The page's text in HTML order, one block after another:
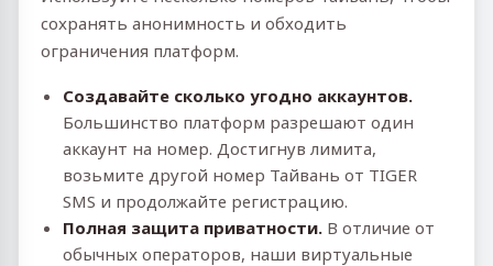
сохранять анонимность и обходить
ограничения платформ.
Создавайте сколько угодно аккаунтов.
Большинство платформ разрешают один
аккаунт на номер. Достигнув лимита,
возьмите другой номер Тайвань от TIGER
SMS и продолжайте регистрацию.
Полная защита приватности. В отличие от
обычных операторов, наши виртуальные